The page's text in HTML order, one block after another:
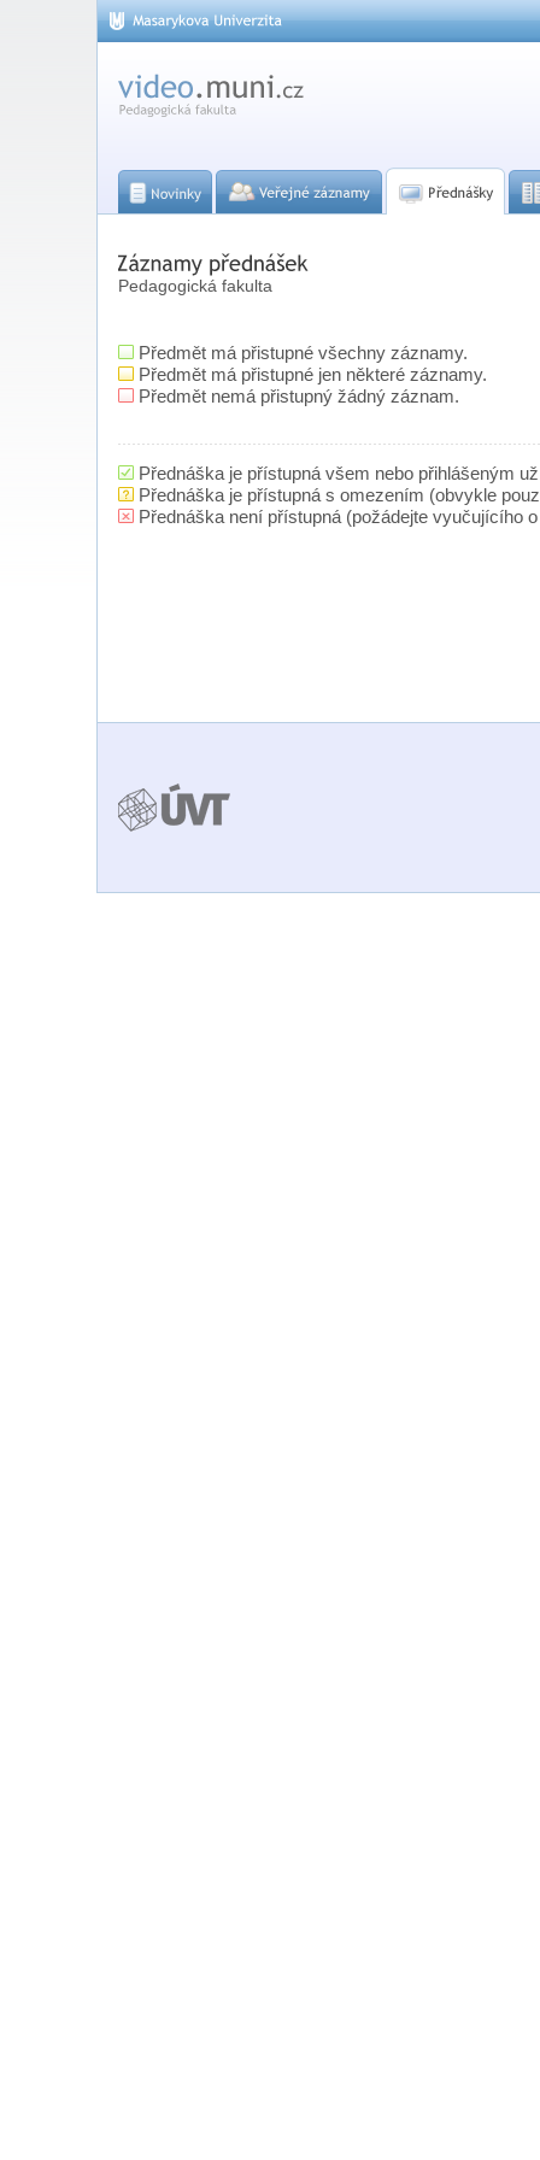
Pedagogická fakulta
Předmět má přistupné všechny záznamy.
Předmět má přistupné jen některé záznamy.
Předmět nemá přistupný žádný záznam.
Přednáška je přístupná všem nebo přihlášeným
Přednáška je přístupná s omezením (obvykle
Přednáška není přístupná (požádejte vyučujícího